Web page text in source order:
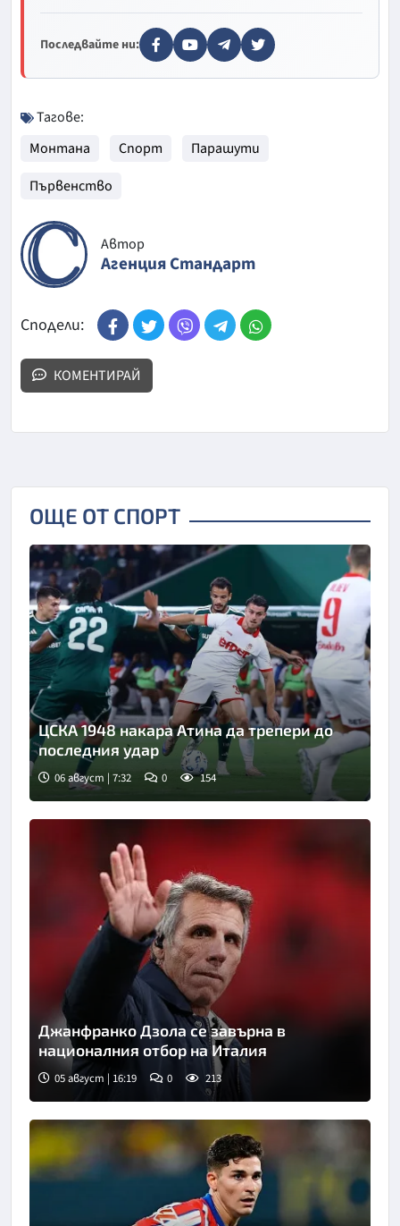
Последвайте ни:
Тагове:
Монтана
Спорт
Парашути
Първенство
Автор
Агенция Стандарт
Сподели:
КОМЕНТИРАЙ
ОЩЕ ОТ СПОРТ
ЦСКА 1948 накара Атина да трепери до
последния удар
06 август | 7:32 0 154
Снимка: goggle
Джанфранко Дзола се завърна в
националния отбор на Италия
05 август | 16:19 0 213